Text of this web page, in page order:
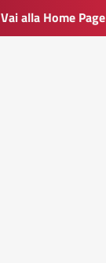
Vai alla Home Page